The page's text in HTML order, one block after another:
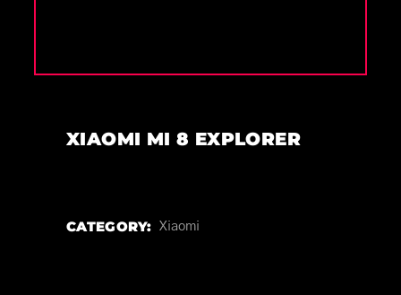
XIAOMI MI 8 EXPLORER
CATEGORY: Xiaomi